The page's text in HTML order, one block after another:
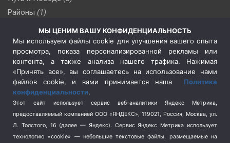
Районы (1)
Сельское хозяйство (3)
Социальная политика
(3)
Спецоперация в Украине
Спецоперация на Украине
(404)
Спорт (740)
Терроризм (1)
Транспорт (262)
МЫ ЦЕНИМ ВАШУ КОНФИДЕНЦИАЛЬНОСТЬ
Мы используем файлы cookie для улучшения вашего опыта
просмотра, показа персонализированной рекламы или
контента, а также анализа нашего трафика. Нажимая
«Принять все», вы соглашаетесь на использование нами
файлов cookie, и вами принимается наша Политика
конфиденциальности.
Этот сайт использует сервис веб-аналитики Яндекс Метрика,
предоставляемый компанией ООО «ЯНДЕКС», 119021, Россия, Москва, ул.
Л. Толстого, 16 (далее — Яндекс). Сервис Яндекс Метрика использует
технологию «cookie» — небольшие текстовые файлы, размещаемые на